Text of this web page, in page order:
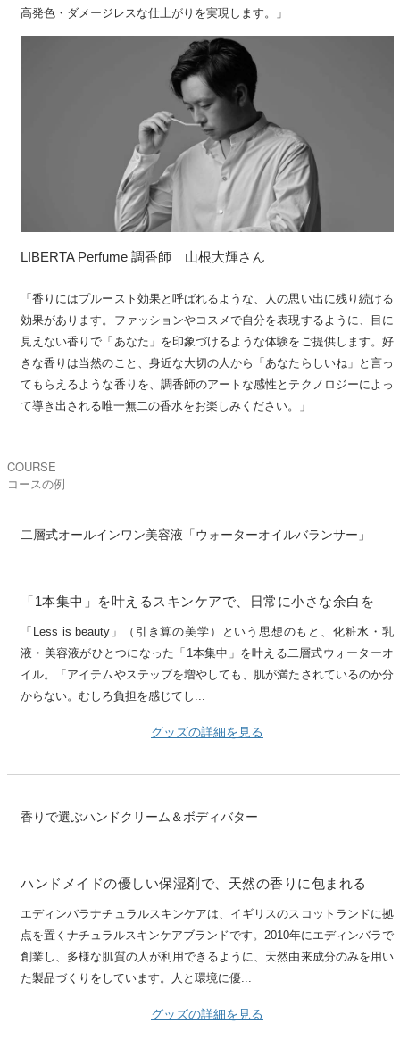
高発色・ダメージレスな仕上がりを実現します。」
LIBERTA Perfume 調香師　山根大輝さん
「香りにはプルースト効果と呼ばれるような、人の思い出に残り続ける
効果があります。ファッションやコスメで自分を表現するように、目に
見えない香りで「あなた」を印象づけるような体験をご提供します。好
きな香りは当然のこと、身近な大切の人から「あなたらしいね」と言っ
てもらえるような香りを、調香師のアートな感性とテクノロジーによっ
て導き出される唯一無二の香水をお楽しみください。」
COURSE
コースの例
二層式オールインワン美容液「ウォーターオイルバランサー」
「1本集中」を叶えるスキンケアで、日常に小さな余白を
「Less is beauty」（引き算の美学）という思想のもと、化粧水・乳
液・美容液がひとつになった「1本集中」を叶える二層式ウォーターオ
イル。「アイテムやステップを増やしても、肌が満たされているのか分
からない。むしろ負担を感じてし...
グッズの詳細を見る
香りで選ぶハンドクリーム＆ボディバター
ハンドメイドの優しい保湿剤で、天然の香りに包まれる
エディンバラナチュラルスキンケアは、イギリスのスコットランドに拠
点を置くナチュラルスキンケアブランドです。2010年にエディンバラで
創業し、多様な肌質の人が利用できるように、天然由来成分のみを用い
た製品づくりをしています。人と環境に優...
グッズの詳細を見る